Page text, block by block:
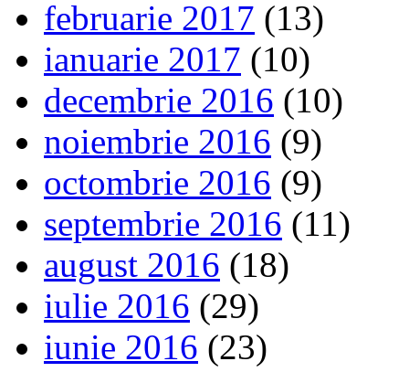
februarie 2017 (13)
ianuarie 2017 (10)
decembrie 2016 (10)
noiembrie 2016 (9)
octombrie 2016 (9)
septembrie 2016 (11)
august 2016 (18)
iulie 2016 (29)
iunie 2016 (23)